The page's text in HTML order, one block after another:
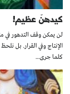
كيدهنّ عظيم!
لن يمكن وقف التدهور في
الإنتاج وفي القرار. بل
كلما جرى...